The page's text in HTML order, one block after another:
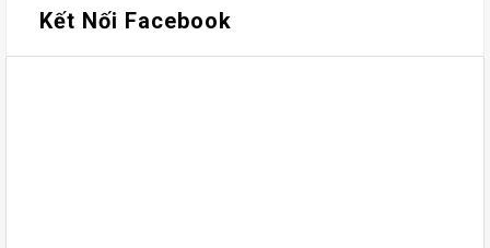
Kết Nối Facebook